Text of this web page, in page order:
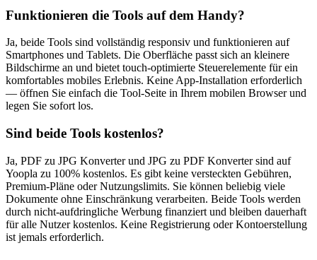
Funktionieren die Tools auf dem Handy?
Ja, beide Tools sind vollständig responsiv und funktionieren auf
Smartphones und Tablets. Die Oberfläche passt sich an kleinere
Bildschirme an und bietet touch-optimierte Steuerelemente für ein
komfortables mobiles Erlebnis. Keine App-Installation erforderlich
— öffnen Sie einfach die Tool-Seite in Ihrem mobilen Browser und
legen Sie sofort los.
Sind beide Tools kostenlos?
Ja, PDF zu JPG Konverter und JPG zu PDF Konverter sind auf
Yoopla zu 100% kostenlos. Es gibt keine versteckten Gebühren,
Premium-Pläne oder Nutzungslimits. Sie können beliebig viele
Dokumente ohne Einschränkung verarbeiten. Beide Tools werden
durch nicht-aufdringliche Werbung finanziert und bleiben dauerhaft
für alle Nutzer kostenlos. Keine Registrierung oder Kontoerstellung
ist jemals erforderlich.